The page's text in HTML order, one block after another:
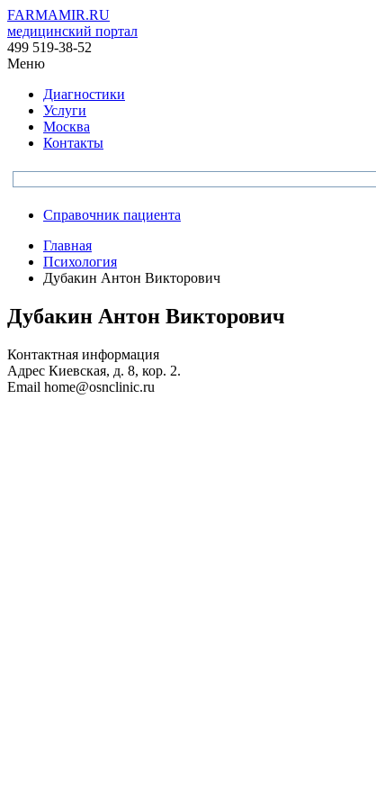
FARMAMIR.RU
медицинский портал
499 519-38-52
Меню
Диагностики
Услуги
Москва
Контакты
Справочник пациента
Главная
Психология
Дубакин Антон Викторович
Дубакин Антон Викторович
Контактная информация
Адрес Киевская, д. 8, кор. 2.
Email home@osnclinic.ru